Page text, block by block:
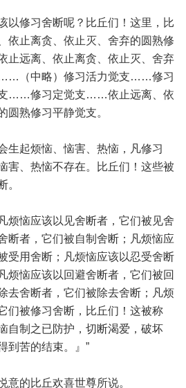
以修习舍断呢？比丘们！这里，比
依止离贪、依止灭、舍弃的圆熟修
止远离、依止离贪、依止灭、舍弃
……（中略）修习活力觉支……修习
……修习定觉支……依止远离、依
圆熟修习平静觉支。
生起烦恼、恼害、热恼，凡修习
害、热恼不存在。比丘们！这些被
。
烦恼应该以见舍断者，它们被见舍
断者，它们被自制舍断；凡烦恼应
受用舍断；凡烦恼应该以忍受舍断
烦恼应该以回避舍断者，它们被回
去舍断者，它们被除去舍断；凡烦
们被修习舍断，比丘们！这被称
自制之已防护，切断渴爱，破坏
到苦的结束。』”
意的比丘欢喜世尊所说。